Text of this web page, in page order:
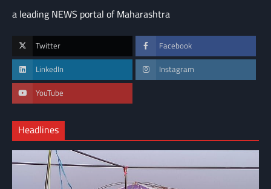
a leading NEWS portal of Maharashtra
Twitter Facebook
LinkedIn Instagram
YouTube
Headlines